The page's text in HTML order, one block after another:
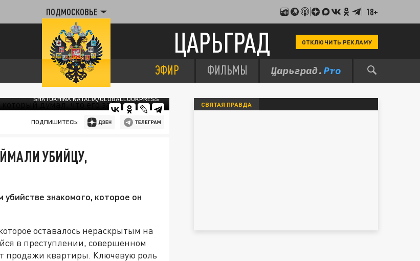
ПОДМОСКОВЬЕ 18+
ЦАРЬГРАД ОТКЛЮЧИТЬ РЕКЛАМУ
ЭФИР ФИЛЬМЫ
SHATOKHINA NATALIA/GLOBALLOOKPRESS
ПОДПИШИТЕСЬ:
УБИЙЦУ,
знакомого, которое он
оставалось нераскрытым на
в преступлении, совершенном
продажи квартиры. Ключевую роль
СВЯТАЯ ПРАВДА